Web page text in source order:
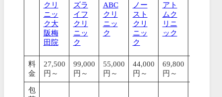
クリ
ニッ
ク大
阪梅
田院
ズラ
イフ
クリ
ニッ
ク
ABC
クリ
ニッ
ク
ノー
スト
クリ
ニッ
ク
アト
ムク
リニ
ック
料
金
27,500
円～
99,000
円～
55,000
円～
44,000
円～
69,800
円～
包